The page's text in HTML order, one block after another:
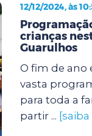
12/12/2024, às
crianças
Guarulhos
O fim de ano
vasta
para toda a
partir ...